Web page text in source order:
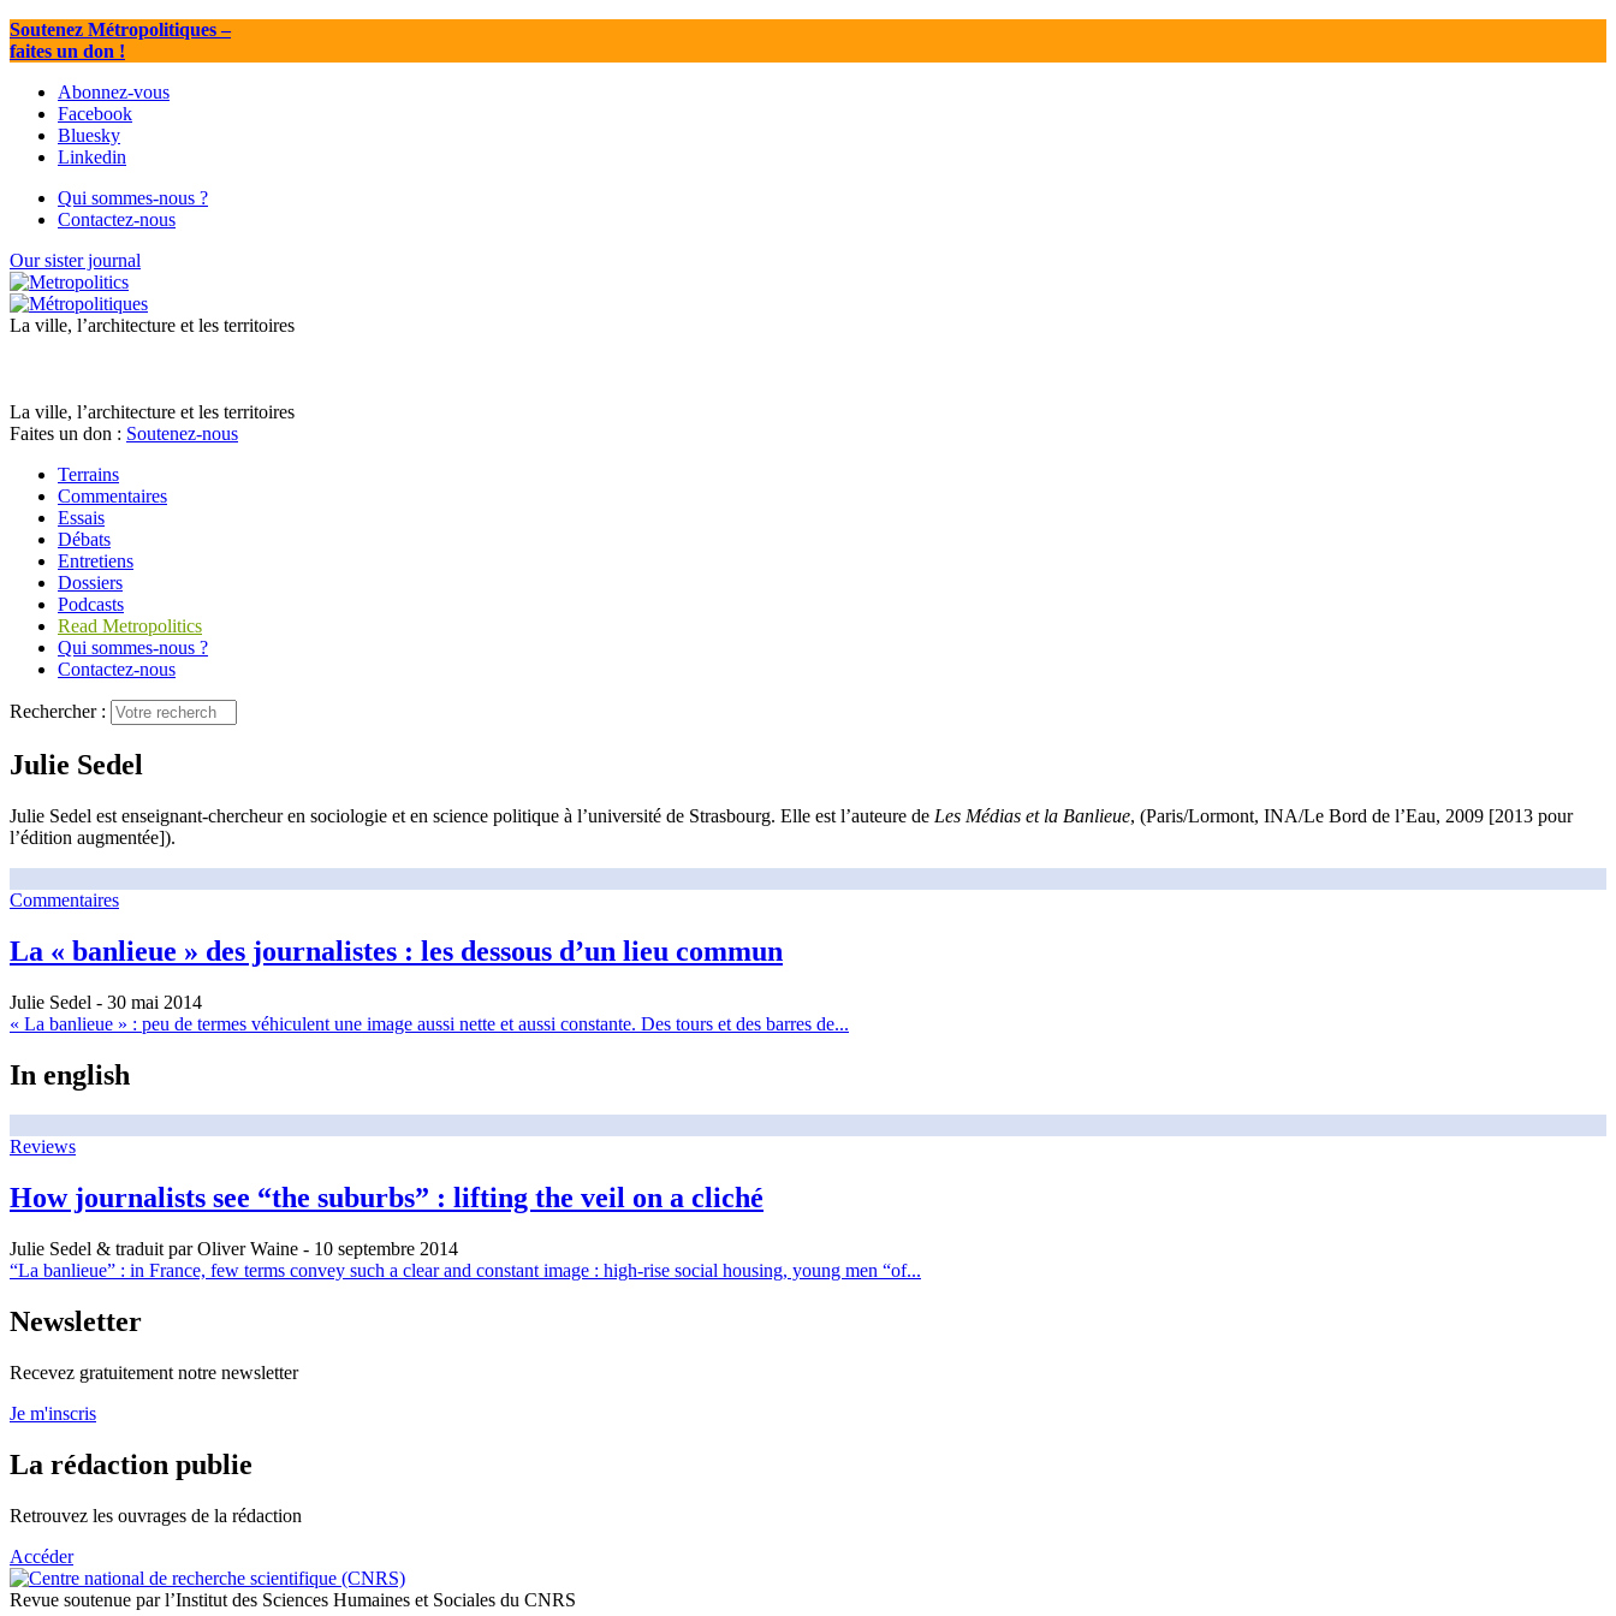
Soutenez Métropolitiques–
faites un don !
Abonnez-vous
Facebook
Bluesky
Linkedin
Qui sommes-nous ?
Contactez-nous
Our sister journal
La ville, l’architecture et les territoires
La ville, l’architecture et les territoires
Faites un don : Soutenez-nous
Terrains
Commentaires
Essais
Débats
Entretiens
Dossiers
Podcasts
Read Metropolitics
Qui sommes-nous ?
Contactez-nous
Rechercher :
Julie Sedel
Julie Sedel est enseignant-chercheur en sociologie et en science politique à l’université de Strasbourg. Elle est l’auteure de Les Médias et la Banlieue, (Paris/Lormont, INA/Le Bord de l’Eau, 2009 [2013 pour
l’édition augmentée]).
Commentaires
La « banlieue » des journalistes : les dessous d’un lieu commun
Julie Sedel - 30 mai 2014
« La banlieue » : peu de termes véhiculent une image aussi nette et aussi constante. Des tours et des barres de...
In english
Reviews
How journalists see “the suburbs” : lifting the veil on a cliché
Julie Sedel & traduit par Oliver Waine - 10 septembre 2014
“La banlieue” : in France, few terms convey such a clear and constant image : high-rise social housing, young men “of...
Newsletter
Recevez gratuitement notre newsletter
Je m'inscris
La rédaction publie
Retrouvez les ouvrages de la rédaction
Accéder
Revue soutenue par l’Institut des Sciences Humaines et Sociales du CNRS